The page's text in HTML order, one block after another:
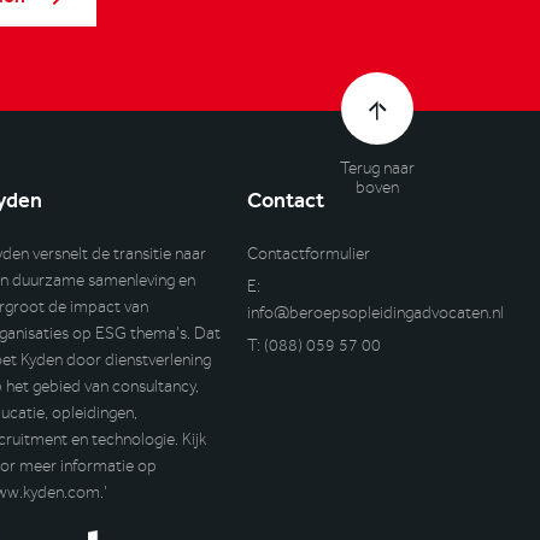
Terug naar
boven
versnelt de transitie naar
duurzame samenleving en
de impact van
op ESG thema’s. Dat
Kyden door dienstverlening
het gebied van consultancy,
opleidingen,
en technologie. Kijk
meer informatie op
.’
Contact
Contactformulier
E:
info@beroepsopleidingadvocaten.nl
T: (088) 059 57 00